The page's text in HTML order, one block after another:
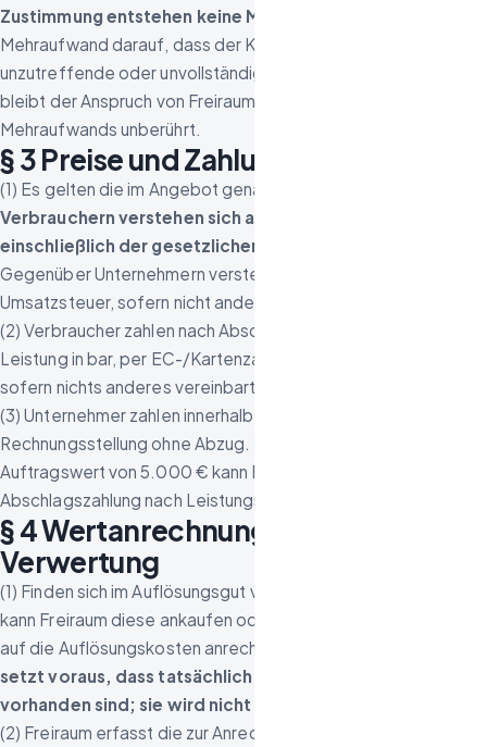
Zustimmung entstehen keine Mehrkosten.
Mehraufwand darauf, dass der Kunde bei der Besichtigung
unzutreffende oder unvollständige Angaben gemacht hat,
bleibt der Anspruch von Freiraum auf Vergütung des
Mehraufwands unberührt.
§ 3 Preise und Zahlung
(1) Es gelten die im Angebot genannten Preise.
Verbrauchern verstehen sich alle Preise als Endpreise
einschließlich der gesetzlichen Umsatzsteuer
Gegenüber Unternehmern verstehen sich Preise zuzüglich
Umsatzsteuer, sofern nicht anders angegeben.
(2) Verbraucher zahlen nach Abschluss und Abnahme der
Leistung in bar, per EC-/Kartenzahlung oder per Überweisung,
sofern nichts anderes vereinbart ist.
(3) Unternehmer zahlen innerhalb von 14 Tagen nach
Rechnungsstellung ohne Abzug. Bei Aufträgen ab einem
Auftragswert von 5.000 € kann Freiraum eine angemessene
Abschlagszahlung nach Leistungsfortschritt verlangen.
§ 4 Wertanrechnung, Ankauf und
Verwertung
(1) Finden sich im Auflösungsgut verwertbare Gegenstände,
kann Freiraum diese ankaufen oder vermitteln und den Wert
auf die Auflösungskosten anrechnen.
setzt voraus, dass tatsächlich verwertbare Gegenstände
vorhanden sind; sie wird nicht zugesichert.
(2) Freiraum erfasst die zur Anrechnung vorgesehenen